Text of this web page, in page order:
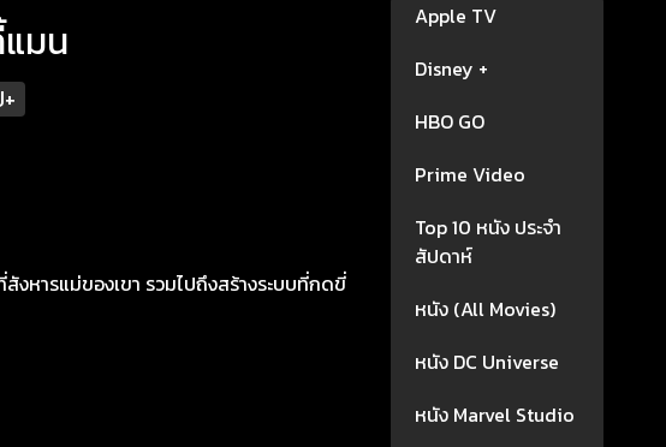
มน
หารแม่ของเขา รวมไปถึงสร้างระบบที่กดขี่
Apple TV
Disney +
HBO GO
Prime Video
Top 10 หนัง ประจำ
สัปดาห์
หนัง (All Movies)
หนัง DC Universe
หนัง Marvel Studio